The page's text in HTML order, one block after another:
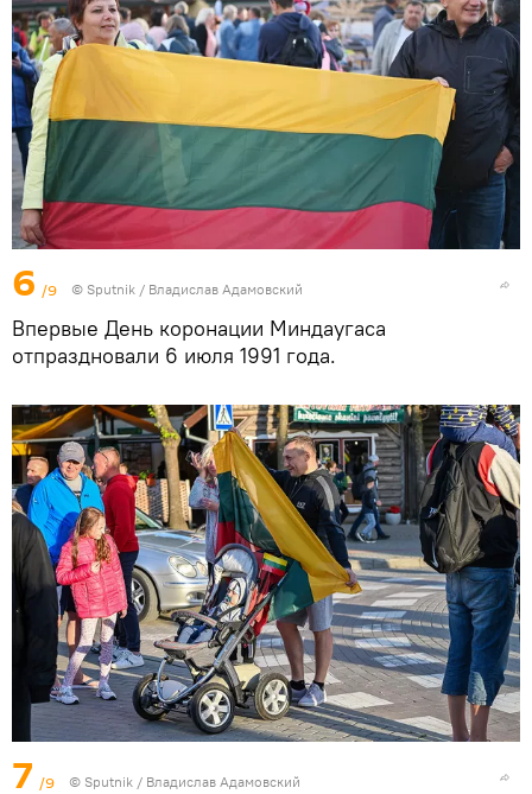
6 /9 © Sputnik / Владислав Адамовский
Впервые День коронации Миндаугаса
отпраздновали 6 июля 1991 года.
7 /9 © Sputnik / Владислав Адамовский